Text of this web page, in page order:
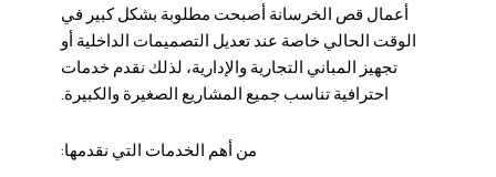
أعمال قص الخرسانة أصبحت مطلوبة بشكل كبير في
الوقت الحالي خاصة عند تعديل التصميمات الداخلية أو
تجهيز المباني التجارية والإدارية، لذلك نقدم خدمات
احترافية تناسب جميع المشاريع الصغيرة والكبيرة.
من أهم الخدمات التي نقدمها: